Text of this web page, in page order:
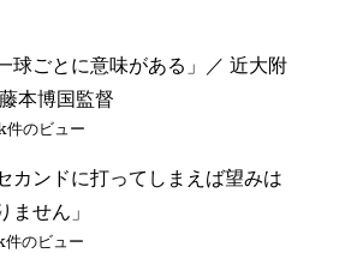
一球ごとに意味がある」／ 近大附
本博国監督
件のビュー
カンドに打ってしまえば望みは
ません」
件のビュー